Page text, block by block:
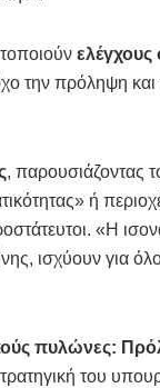
ελέγχους
την πρόληψη και
, παρουσιάζοντας
ή
«Η
ισχύουν για
πυλώνες:
του